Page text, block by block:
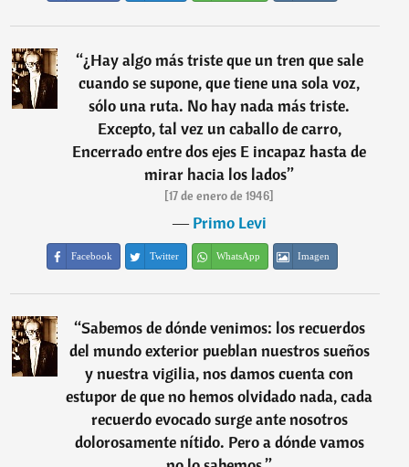
“¿Hay algo más triste que un tren que sale
cuando se supone, que tiene una sola voz,
sólo una ruta. No hay nada más triste.
Excepto, tal vez un caballo de carro,
Encerrado entre dos ejes E incapaz hasta de
mirar hacia los lados”
[17 de enero de 1946]
―Primo Levi
Facebook Twitter WhatsApp Imagen
“Sabemos de dónde venimos: los recuerdos
del mundo exterior pueblan nuestros sueños
y nuestra vigilia, nos damos cuenta con
estupor de que no hemos olvidado nada, cada
recuerdo evocado surge ante nosotros
dolorosamente nítido. Pero a dónde vamos